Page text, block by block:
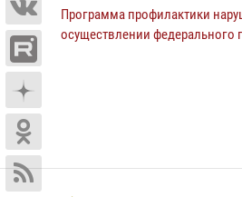
Программа профилактики
осуществлении федерального